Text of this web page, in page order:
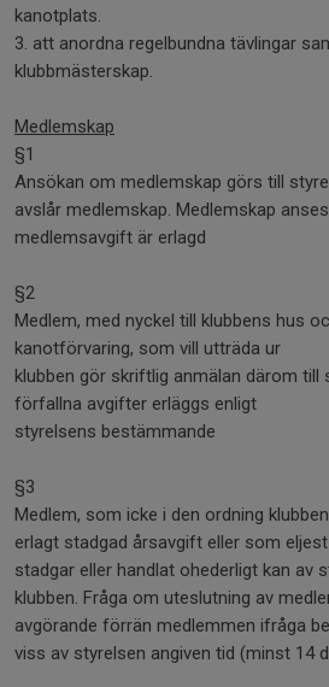
kanotplats.
3. att anordna regelbundna tävlingar
klubbmästerskap.
Medlemskap
§1
Ansökan om medlemskap görs till
avslår medlemskap. Medlemskap
medlemsavgift är erlagd
§2
Medlem, med nyckel till klubbens hus
kanotförvaring, som vill utträda ur
klubben gör skriftlig anmälan därom till
förfallna avgifter erläggs enligt
styrelsens bestämmande
§3
Medlem, som icke i den ordning
erlagt stadgad årsavgift eller som
stadgar eller handlat ohederligt kan av
klubben. Fråga om uteslutning av
avgörande förrän medlemmen ifråga
viss av styrelsen angiven tid (minst 14